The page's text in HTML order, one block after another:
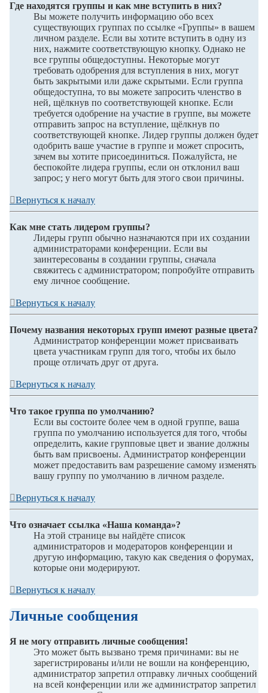
Где находятся группы и как мне вступить в них?
Вы можете получить информацию обо всех
существующих группах по ссылке «Группы» в вашем
личном разделе. Если вы хотите вступить в одну из
них, нажмите соответствующую кнопку. Однако не
все группы общедоступны. Некоторые могут
требовать одобрения для вступления в них, могут
быть закрытыми или даже скрытыми. Если группа
общедоступна, то вы можете запросить членство в
ней, щёлкнув по соответствующей кнопке. Если
требуется одобрение на участие в группе, вы можете
отправить запрос на вступление, щёлкнув по
соответствующей кнопке. Лидер группы должен будет
одобрить ваше участие в группе и может спросить,
зачем вы хотите присоединиться. Пожалуйста, не
беспокойте лидера группы, если он отклонил ваш
запрос; у него могут быть для этого свои причины.
Вернуться к началу
Как мне стать лидером группы?
Лидеры групп обычно назначаются при их создании
администраторами конференции. Если вы
заинтересованы в создании группы, сначала
свяжитесь с администратором; попробуйте отправить
ему личное сообщение.
Вернуться к началу
Почему названия некоторых групп имеют разные цвета?
Администратор конференции может присваивать
цвета участникам групп для того, чтобы их было
проще отличать друг от друга.
Вернуться к началу
Что такое группа по умолчанию?
Если вы состоите более чем в одной группе, ваша
группа по умолчанию используется для того, чтобы
определить, какие групповые цвет и звание должны
быть вам присвоены. Администратор конференции
может предоставить вам разрешение самому изменять
вашу группу по умолчанию в личном разделе.
Вернуться к началу
Что означает ссылка «Наша команда»?
На этой странице вы найдёте список
администраторов и модераторов конференции и
другую информацию, такую как сведения о форумах,
которые они модерируют.
Вернуться к началу
Личные сообщения
Я не могу отправить личные сообщения!
Это может быть вызвано тремя причинами: вы не
зарегистрированы и/или не вошли на конференцию,
администратор запретил отправку личных сообщений
на всей конференции или же администратор запретил